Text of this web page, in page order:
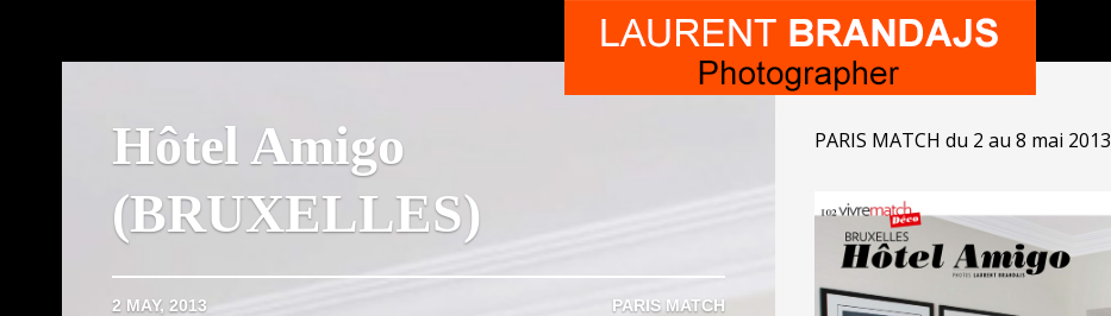
Hôtel Amigo
(BRUXELLES)
2 MAY, 2013 PARIS MATCH
PARIS MATCH du 2 au 8 mai 2013